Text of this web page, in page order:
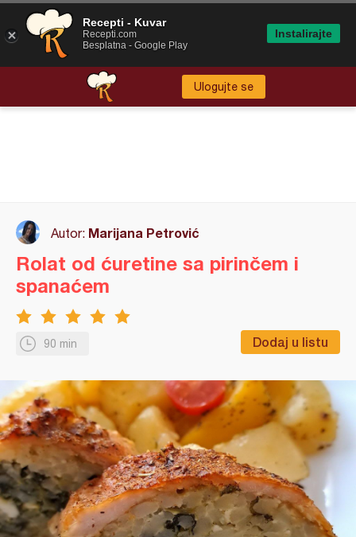
Ulogujte se
Autor: Marijana Petrović
90 min Dodaj u listu
Rolat od ćuretine sa pirinčem i
spanaćem
Recepti - Kuvar
Recepti.com
Besplatna - Google Play
Instalirajte